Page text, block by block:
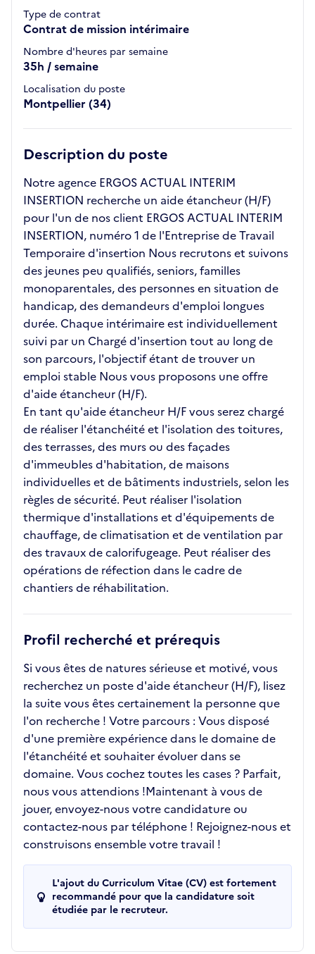
Type de contrat
Contrat de mission intérimaire
Nombre d'heures par semaine
35h / semaine
Localisation du poste
Montpellier (34)
Description du poste
Notre agence ERGOS ACTUAL INTERIM
INSERTION recherche un aide étancheur (H/F)
pour l'un de nos client ERGOS ACTUAL INTERIM
INSERTION, numéro 1 de l'Entreprise de Travail
Temporaire d'insertion Nous recrutons et suivons
des jeunes peu qualifiés, seniors, familles
monoparentales, des personnes en situation de
handicap, des demandeurs d'emploi longues
durée. Chaque intérimaire est individuellement
suivi par un Chargé d'insertion tout au long de
son parcours, l'objectif étant de trouver un
emploi stable Nous vous proposons une offre
d'aide étancheur (H/F).
En tant qu'aide étancheur H/F vous serez chargé
de réaliser l'étanchéité et l'isolation des toitures,
des terrasses, des murs ou des façades
d'immeubles d'habitation, de maisons
individuelles et de bâtiments industriels, selon les
règles de sécurité. Peut réaliser l'isolation
thermique d'installations et d'équipements de
chauffage, de climatisation et de ventilation par
des travaux de calorifugeage. Peut réaliser des
opérations de réfection dans le cadre de
chantiers de réhabilitation.
Profil recherché et prérequis
Si vous êtes de natures sérieuse et motivé, vous
recherchez un poste d'aide étancheur (H/F), lisez
la suite vous êtes certainement la personne que
l'on recherche ! Votre parcours : Vous disposé
d'une première expérience dans le domaine de
l'étanchéité et souhaiter évoluer dans se
domaine. Vous cochez toutes les cases ? Parfait,
nous vous attendions !Maintenant à vous de
jouer, envoyez-nous votre candidature ou
contactez-nous par téléphone ! Rejoignez-nous et
construisons ensemble votre travail !
L'ajout du Curriculum Vitae (CV) est fortement
recommandé pour que la candidature soit
étudiée par le recruteur.